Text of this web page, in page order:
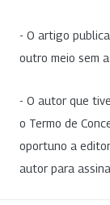
- O artigo
outro meio sem
- O autor que
o Termo de
oportuno a
autor para